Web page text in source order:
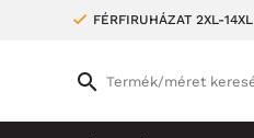
FÉRFIRUHÁZAT 2XL-14XL